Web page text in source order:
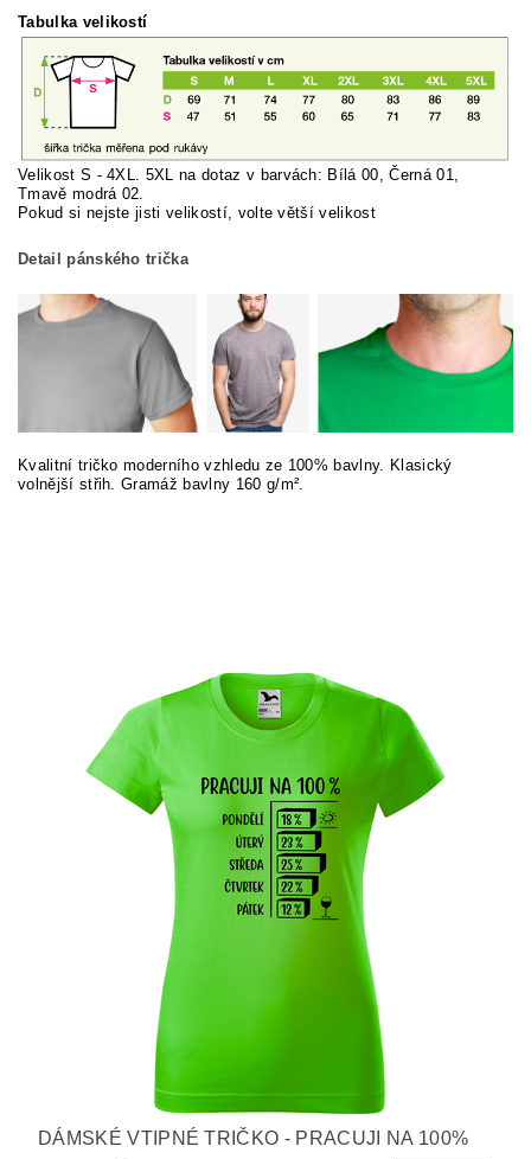
Tabulka velikostí
Velikost S - 4XL. 5XL na dotaz v barvách: Bílá 00, Černá 01,
Tmavě modrá 02.
Pokud si nejste jisti velikostí, volte větší velikost
Detail pánského trička
Kvalitní tričko moderního vzhledu ze 100% bavlny. Klasický
volnější střih. Gramáž bavlny 160 g/m².
DÁMSKÉ VTIPNÉ TRIČKO - PRACUJI NA 100%